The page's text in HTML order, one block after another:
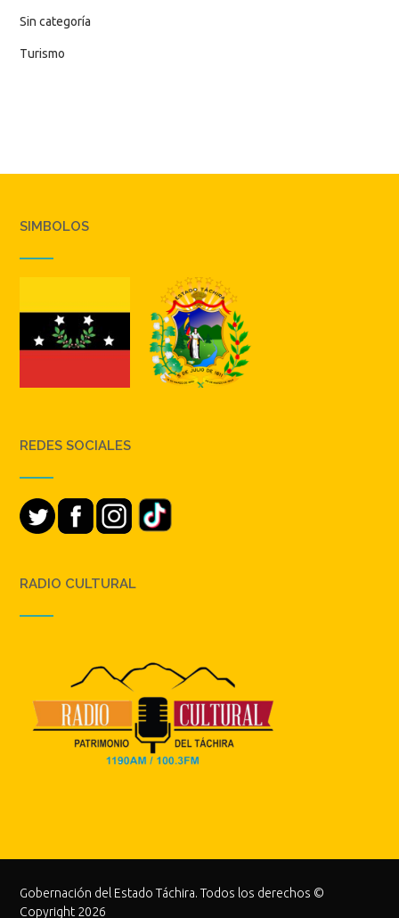
Sin categoría
Turismo
SIMBOLOS
REDES SOCIALES
RADIO CULTURAL
Gobernación del Estado Táchira. Todos los derechos ©
Copyright 2026